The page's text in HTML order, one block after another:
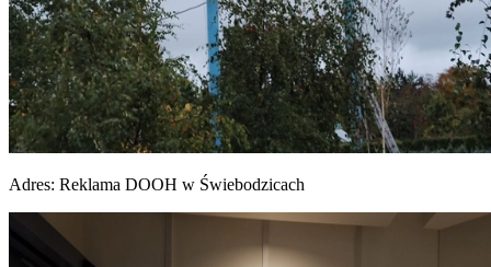
Adres: Reklama DOOH w Świebodzicach